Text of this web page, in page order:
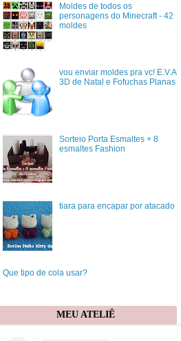
Moldes de todos os
personagens do Minecraft - 42
moldes
vou enviar moldes pra vc! E.V.A
3D de Natal e Fofuchas Planas
Sorteio Porta Esmaltes + 8
esmaltes Fashion
tiara para encapar por atacado
Que tipo de cola usar?
MEU ATELIÊ